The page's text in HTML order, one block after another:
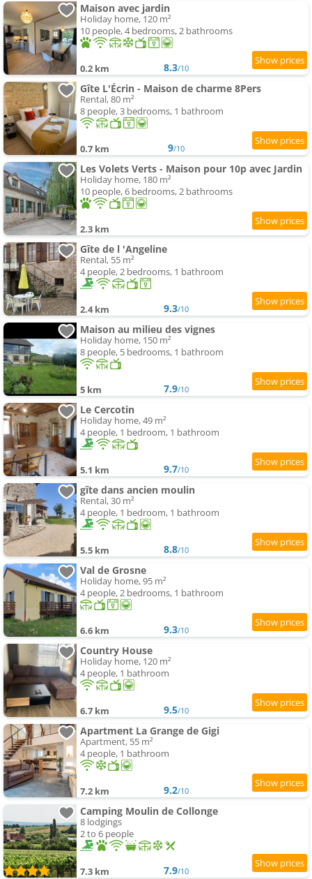
Maison avec jardin
Holiday home, 120 m²
10 people, 4 bedrooms, 2 bathrooms
0.2 km 8.3/10
Gîte L'Écrin - Maison de charme 8Pers
Rental, 80 m²
8 people, 3 bedrooms, 1 bathroom
0.7 km 9/10
Les Volets Verts - Maison pour 10p avec Jardin
Holiday home, 180 m²
10 people, 6 bedrooms, 2 bathrooms
2.3 km
Gîte de l 'Angeline
Rental, 55 m²
4 people, 2 bedrooms, 1 bathroom
2.4 km 9.3/10
Maison au milieu des vignes
Holiday home, 150 m²
8 people, 5 bedrooms, 1 bathroom
5 km 7.9/10
Le Cercotin
Holiday home, 49 m²
4 people, 1 bedroom, 1 bathroom
5.1 km 9.7/10
gîte dans ancien moulin
Rental, 30 m²
4 people, 1 bedroom, 1 bathroom
5.5 km 8.8/10
Val de Grosne
Holiday home, 95 m²
4 people, 2 bedrooms, 1 bathroom
6.6 km 9.3/10
Country House
Holiday home, 120 m²
4 people, 1 bathroom
6.7 km 9.5/10
Apartment La Grange de Gigi
Apartment, 55 m²
4 people, 1 bathroom
7.2 km 9.2/10
Camping Moulin de Collonge
8 lodgings
2 to 6 people
7.3 km 7.9/10